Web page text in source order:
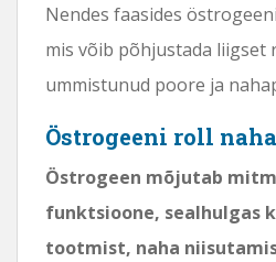
Nendes faasides
mis võib põhjustada liigset
ummistunud poore ja
Östrogeeni roll
Östrogeen mõjutab
funktsioone, sealhulgas
tootmist, naha